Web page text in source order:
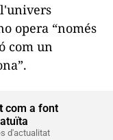
opera “només
com un
com a font
d'actualitat